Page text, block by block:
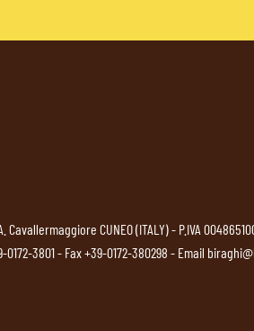
Cavallermaggiore CUNEO (ITALY) - P.IVA
0172-3801- Fax +39-0172-380298 - Email